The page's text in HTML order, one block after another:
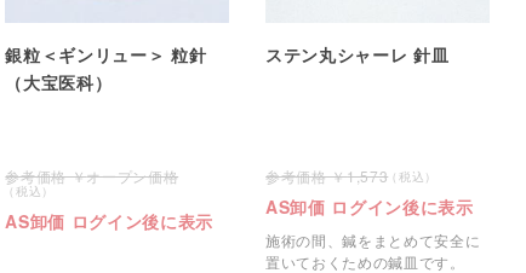
銀粒＜ギンリュー＞ 粒針
（大宝医科）
オープン価格
AS卸価 ログイン後に表示
ステン丸シャーレ 針皿
1,573
AS卸価 ログイン後に表示
施術の間、鍼をまとめて安全に
置いておくための鍼皿です。